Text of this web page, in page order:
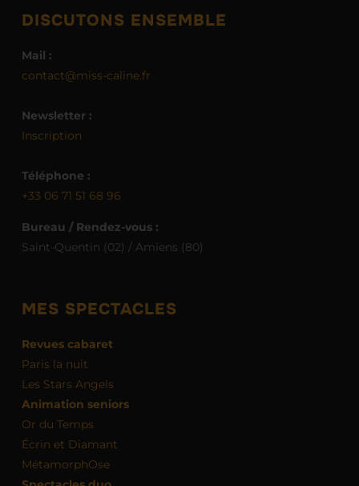
DISCUTONS ENSEMBLE
Mail :
contact@miss-caline.fr
Newsletter :
Inscription
Téléphone :
+33 06 71 51 68 96
Bureau / Rendez-vous :
Saint-Quentin (02) / Amiens (80)
MES SPECTACLES
Revues cabaret
Paris la nuit
Les Stars Angels
Animation seniors
Or du Temps
Écrin et Diamant
MétamorphOse